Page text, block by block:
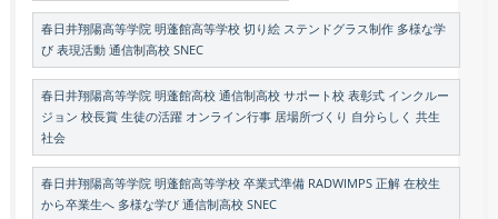
春日井翔陽高等学院 明蓬館高等学校 切り絵 ステンドグラス制作 多様な学
び 表現活動 通信制高校 SNEC
春日井翔陽高等学院 明蓬館高校 通信制高校 サポート校 表彰式 インクルー
ジョン 校長賞 生徒の活躍 オンライン行事 居場所づくり 自分らしく 共生
社会
春日井翔陽高等学院 明蓬館高等学校 卒業式準備 RADWIMPS 正解 在校生
から卒業生へ 多様な学び 通信制高校 SNEC